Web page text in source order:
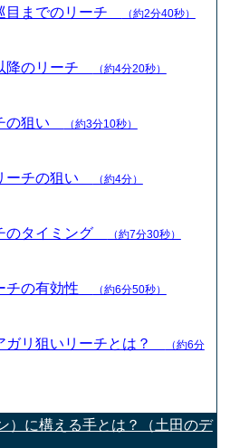
目までのリーチ （約2分40秒）
降のリーチ （約4分20秒）
の狙い （約3分10秒）
ーチの狙い （約4分）
のタイミング （約7分30秒）
チの有効性 （約6分50秒）
ガリ狙いリーチとは？
（約6分
）に構える手とは？（土田のデ